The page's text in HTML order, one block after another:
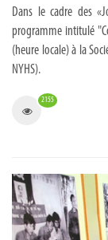
Dans le cadre des
programme intitulé
(heure locale) ​à la
NYHS).
2155